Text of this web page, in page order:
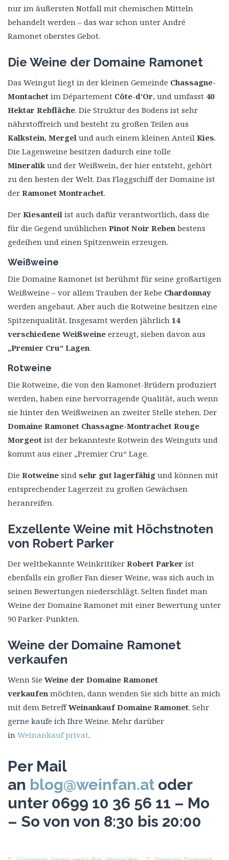
nur im äußersten Notfall mit chemischen Mitteln
behandelt werden – das war schon unter André
Ramonet oberstes Gebot.
Die Weine der Domaine Ramonet
Das Weingut liegt in der kleinen Gemeinde Chassagne-
Montachet im Département Côte-d’Or, und umfasst 40
Hektar Rebfläche. Die Struktur des Bodens ist sehr
nährstoffreich und besteht zu großen Teilen aus
Kalkstein, Mergel und auch einem kleinen Anteil Kies.
Die Lagenweine besitzen dadurch eine tolle
Mineralikund der Weißwein, der hier entsteht, gehört
zu den besten der Welt. Das Flaggschiff der Domaine ist
der Ramonet Montrachet.
Der Kiesanteil ist auch dafür verantwortlich, dass die
für die Gegend unüblichen Pinot Noir Reben bestens
gedeihen und einen Spitzenwein erzeugen.
Weißweine
Die Domaine Ramonet ist berühmt für seine großartigen
Weißweine – vor allem Trauben der Rebe Chardonnay
werden angebaut. Aber auch die Rotweine besitzen eine
Spitzenqualität. Insgesamt werden jährlich 14
verschiedene Weißweine erzeugt, sieben davon aus
„Premier Cru“ Lagen.
Rotweine
Die Rotweine, die von den Ramonet-Brüdern produziert
werden, haben eine hervorragende Qualität, auch wenn
sie hinter den Weißweinen an zweiter Stelle stehen. Der
Domaine Ramonet Chassagne-Montrachet Rouge
Morgeot ist der bekannteste Rotwein des Weinguts und
kommt aus einer „Premier Cru“ Lage.
Die Rotweine sind sehr gut lagerfähig und können mit
entsprechender Lagerzeit zu großen Gewächsen
heranreifen.
Exzellente Weine mit Höchstnoten
von Robert Parker
Der weltbekannte Weinkritiker Robert Parker ist
ebenfalls ein großer Fan dieser Weine, was sich auch in
seinen Bewertungen niederschlägt. Selten findet man
Weine der Domaine Ramonet mit einer Bewertung unter
90 Parker-Punkten.
Weine der Domaine Ramonet
verkaufen
Wenn Sie Weine der Domaine Ramonet
verkaufen möchten, dann wenden Sie sich bitte an mich
mit dem BetreffWeinankauf Domaine Ramonet. Sehr
gerne kaufe ich Ihre Weine. Mehr darüber
in Weinankauf privat.
Per Mail
an blog@weinfan.at oder
unter 0699 10 36 56 11 – Mo
– So von von 8:30 bis 20:00